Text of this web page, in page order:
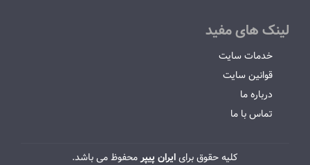
لینک های مفید
خدمات سایت
قوانین سایت
درباره ما
تماس با ما
کلیه حقوق برایایران پیپرمحفوظ می باشد.